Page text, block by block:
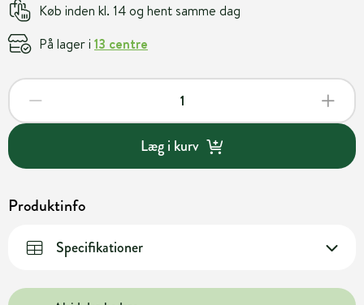
Køb inden kl. 14 og hent samme dag
På lager i 13 centre
Læg i kurv
Produktinfo
Specifikationer